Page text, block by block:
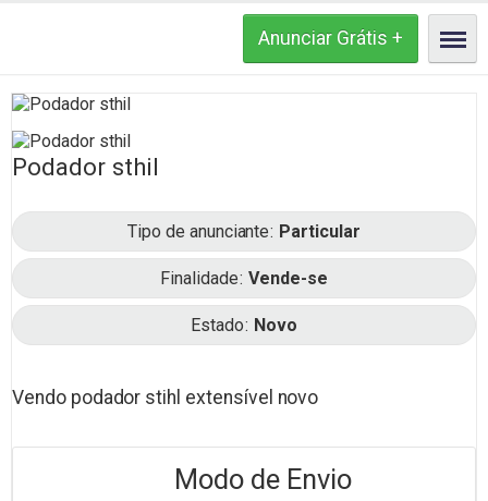
Podador sthil
Tipo de anunciante Particular
Finalidade Vende-se
Estado Novo
Vendo podador stihl extensível novo
Modo de Envio